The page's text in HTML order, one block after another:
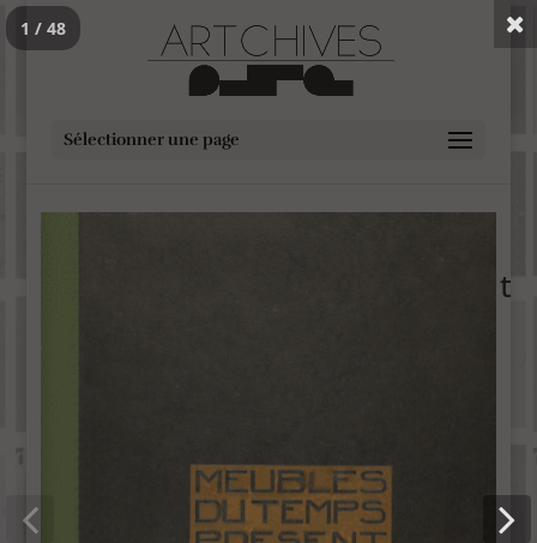
Sélectionner une page
Meubles du Temps Présent
1 / 48